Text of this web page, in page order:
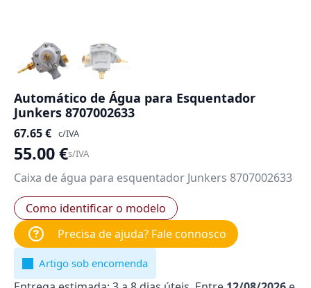
Automático de Água para Esquentador
Junkers 8707002633
67.65€ c/IVA
55.00€s/IVA
Caixa de água para esquentador Junkers 8707002633
Como identificar o modelo
Precisa de ajuda? Fale connosco
Artigo sob encomenda